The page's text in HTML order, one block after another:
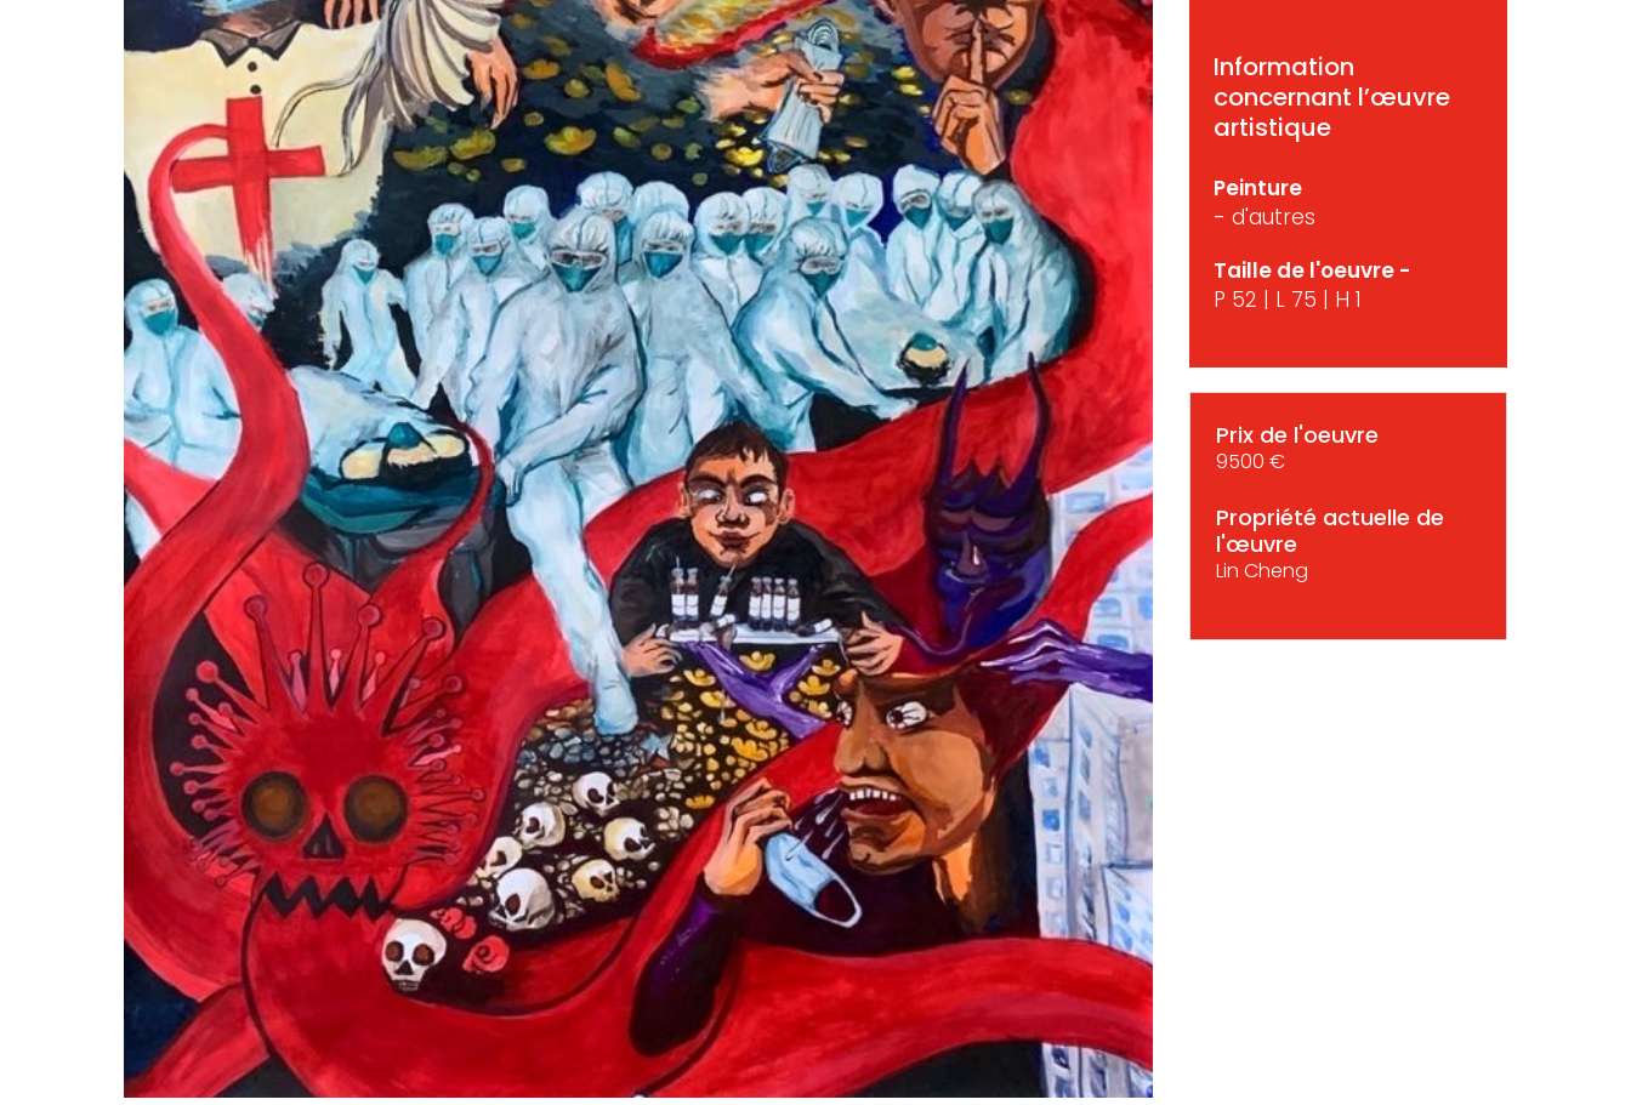
Information
concernant l’œuvre
artistique
Peinture
- d'autres
Taille de l'oeuvre -
P 52 | L 75 | H 1
Prix de l'oeuvre
9500 €
Propriété actuelle de
l'œuvre
Lin Cheng